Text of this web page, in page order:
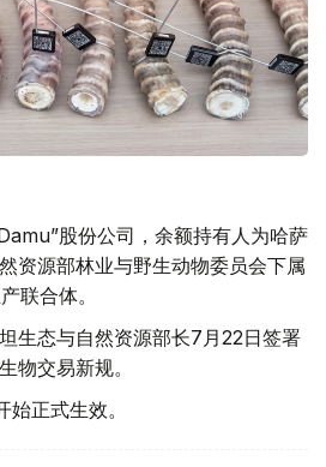
股份公司，余额持有人为哈萨
资源部林业与野生动物委员会下属
联合体。
生态与自然资源部长7月22日签署
物交易新规。
正式生效。